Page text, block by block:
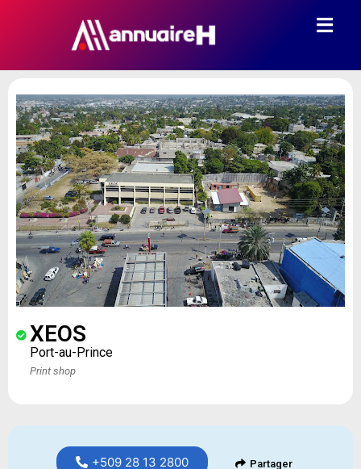
XEOS
Port-au-Prince
Print shop
+509 28 13 2800 Partager